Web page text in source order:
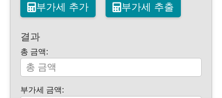
부가세 추가 부가세 추출
결과
총 금액:
부가세 금액: